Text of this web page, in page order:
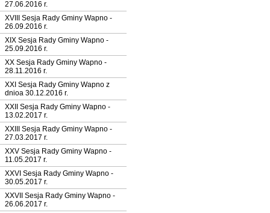
27.06.2016 r.
XVIII Sesja Rady Gminy Wapno -
26.09.2016 r.
XIX Sesja Rady Gminy Wapno -
25.09.2016 r.
XX Sesja Rady Gminy Wapno -
28.11.2016 r.
XXI Sesja Rady Gminy Wapno z
dnioa 30.12.2016 r.
XXII Sesja Rady Gminy Wapno -
13.02.2017 r.
XXIII Sesja Rady Gminy Wapno -
27.03.2017 r.
XXV Sesja Rady Gminy Wapno -
11.05.2017 r.
XXVI Sesja Rady Gminy Wapno -
30.05.2017 r.
XXVII Sesja Rady Gminy Wapno -
26.06.2017 r.